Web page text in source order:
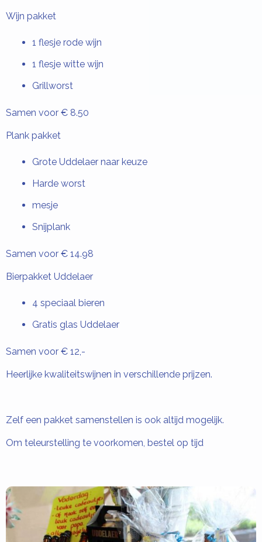
Wijn pakket
1 flesje rode wijn
1 flesje witte wijn
Grillworst
Samen voor € 8.50
Plank pakket
Grote Uddelaer naar keuze
Harde worst
mesje
Snijplank
Samen voor € 14.98
Bierpakket Uddelaer
4 speciaal bieren
Gratis glas Uddelaer
Samen voor € 12,-
Heerlijke kwaliteitswijnen in verschillende prijzen.
Zelf een pakket samenstellen is ook altijd mogelijk.
Om teleurstelling te voorkomen, bestel op tijd